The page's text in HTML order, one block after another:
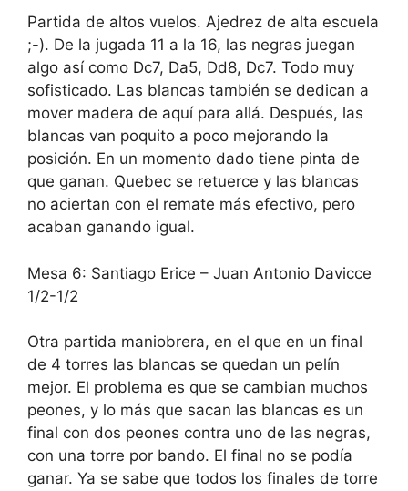
Partida de altos vuelos. Ajedrez de alta escuela
;-). De la jugada 11 a la 16, las negras juegan
algo así como Dc7, Da5, Dd8, Dc7. Todo muy
sofisticado. Las blancas también se dedican a
mover madera de aquí para allá. Después, las
blancas van poquito a poco mejorando la
posición. En un momento dado tiene pinta de
que ganan. Quebec se retuerce y las blancas
no aciertan con el remate más efectivo, pero
acaban ganando igual.
Mesa 6: Santiago Erice – Juan Antonio Davicce
1/2-1/2
Otra partida maniobrera, en el que en un final
de 4 torres las blancas se quedan un pelín
mejor. El problema es que se cambian muchos
peones, y lo más que sacan las blancas es un
final con dos peones contra uno de las negras,
con una torre por bando. El final no se podía
ganar. Ya se sabe que todos los finales de torre